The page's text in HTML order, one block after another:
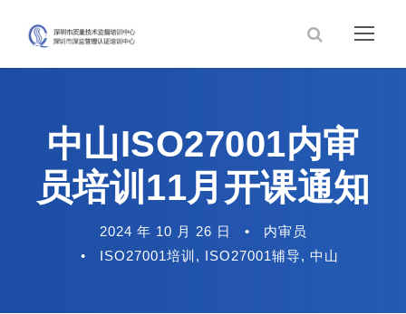
中山ISO27001内审
员培训11月开课通知
2024 年 10 月 26 日 •
内审员
•
ISO27001培训 , ISO27001辅导, 中山